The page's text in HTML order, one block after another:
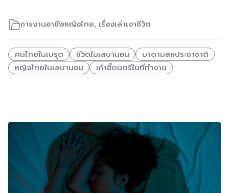
การงานอาชีพหญิงไทย, เรื่องเล่าเงาชีวิต
คนไทยในเบรุต ชีวิตในเลบานอน
มาดามสหประชาชาติ
หญิงไทยในเลบานอน
เก้าอี้ดนตรีในที่ทำงาน